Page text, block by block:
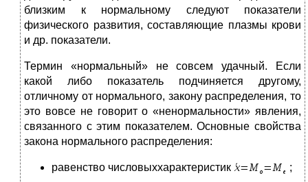
близким к нормальному следуют показатели
физического развития, составляющие плазмы крови
и др. показатели.
Термин «нормальный» не совсем удачный. Если
какой либо показатель подчиняется другому,
отличному от нормального, закону распределения, то
это вовсе не говорит о «ненормальности» явления,
связанного с этим показателем. Основные свойства
закона нормального распределения:
равенство числовыххарактеристик ;